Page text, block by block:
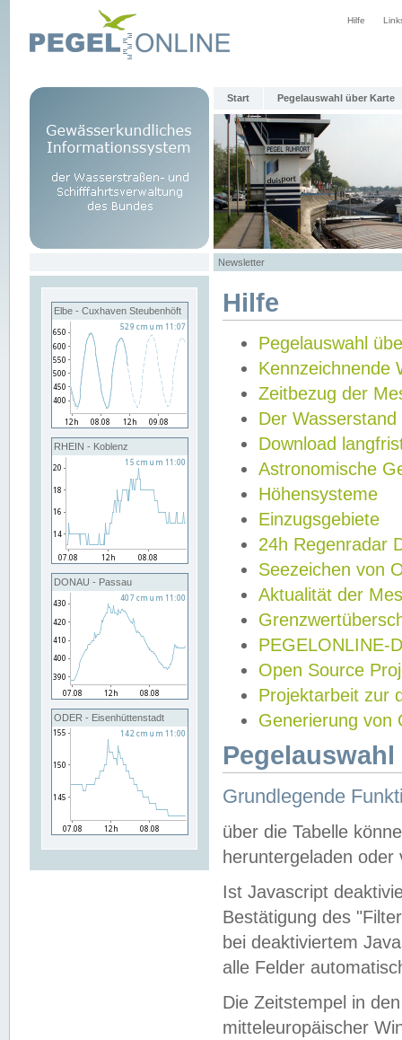
Hilfe
Start Pegelauswahl über Karte
Newsletter
Elbe - Cuxhaven Steubenhöft
RHEIN - Koblenz
DONAU - Passau
ODER - Eisenhüttenstadt
Hilfe
Pegelauswahl
Kennzeichnende
Zeitbezug der
Der Wasserstand
Download
Astronomische
Höhensysteme
Einzugsgebiete
24h Regenradar
Seezeichen von
Aktualität der
PEGELONLINE-
Open Source
Projektarbeit zur
Generierung von
Grundlegende
über die Tabelle
heruntergeladen oder
Ist Javascript
Bestätigung des
bei deaktiviertem
alle Felder
Die Zeitstempel in
mitteleuropäischer